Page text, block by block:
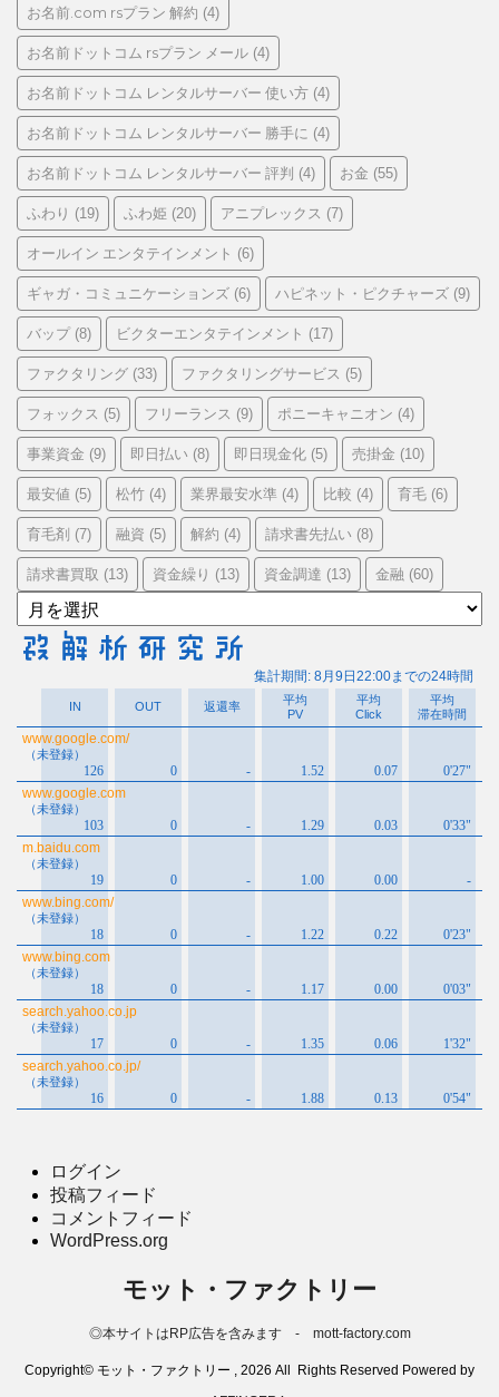
お名前.com rsプラン 解約 (4)
お名前ドットコム rsプラン メール (4)
お名前ドットコム レンタルサーバー 使い方 (4)
お名前ドットコム レンタルサーバー 勝手に (4)
お名前ドットコム レンタルサーバー 評判 (4) お金 (55)
ふわり (19) ふわ姫 (20) アニプレックス (7)
オールイン エンタテインメント (6)
ギャガ・コミュニケーションズ (6) ハピネット・ピクチャーズ (9)
バップ(8) ビクターエンタテインメント (17)
ファクタリング (33) ファクタリングサービス (5)
フォックス (5) フリーランス (9) ポニーキャニオン (4)
事業資金 (9) 即日払い (8) 即日現金化 (5) 売掛金 (10)
最安値 (5) 松竹 (4) 業界最安水準 (4) 比較 (4) 育毛 (6)
育毛剤 (7) 融資 (5) 解約 (4) 請求書先払い (8)
請求書買取 (13) 資金繰り (13) 資金調達 (13) 金融 (60)
ア
ー
カ
ログイン
投稿フィード
コメントフィード
WordPress.org
モット・ファクトリー
◎本サイトはRP広告を含みます - mott-factory.com
Copyright© モット・ファクトリー , 2026 All Rights Reserved Powered by